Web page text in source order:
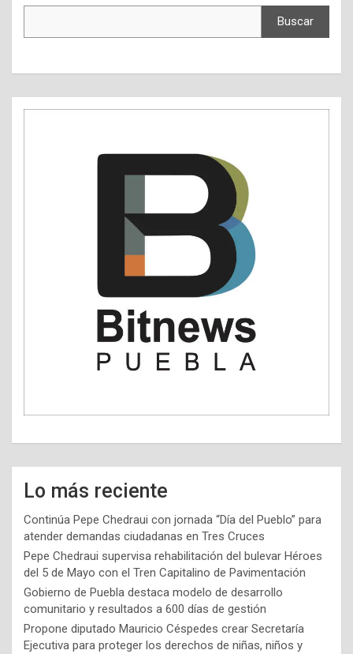
Buscar
Lo más reciente
Continúa Pepe Chedraui con jornada “Día del Pueblo” para
atender demandas ciudadanas en Tres Cruces
Pepe Chedraui supervisa rehabilitación del bulevar Héroes
del 5 de Mayo con el Tren Capitalino de Pavimentación
Gobierno de Puebla destaca modelo de desarrollo
comunitario y resultados a 600 días de gestión
Propone diputado Mauricio Céspedes crear Secretaría
Ejecutiva para proteger los derechos de niñas, niños y